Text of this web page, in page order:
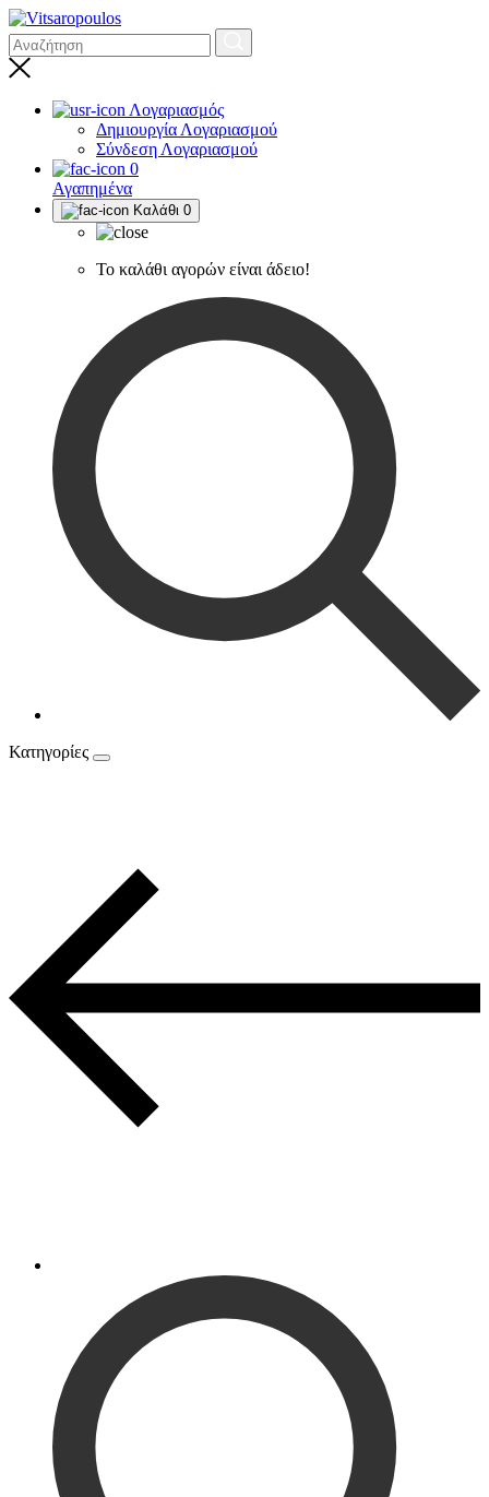
Λογαριασμός
Δημιουργία Λογαριασμού
Σύνδεση Λογαριασμού
0
Αγαπημένα
Καλάθι 0
Το καλάθι αγορών είναι άδειο!
Κατηγορίες